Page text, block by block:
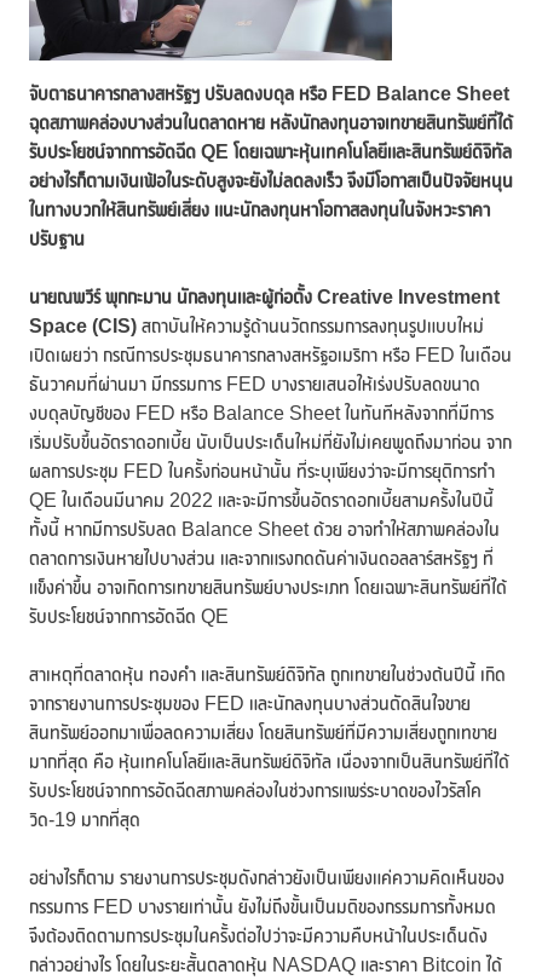
จับตาธนาคารกลางสหรัฐฯ ปรับลดงบดุล หรือ FED Balance Sheet
ฉุดสภาพคล่องบางส่วนในตลาดหาย หลังนักลงทุนอาจเทขายสินทรัพย์ที่ได้
รับประโยชน์จากการอัดฉีด QE โดยเฉพาะหุ้นเทคโนโลยีและสินทรัพย์ดิจิทัล
อย่างไรก็ตามเงินเฟ้อในระดับสูงจะยังไม่ลดลงเร็ว จึงมีโอกาสเป็นปัจจัยหนุน
ในทางบวกให้สินทรัพย์เสี่ยง แนะนักลงทุนหาโอกาสลงทุนในจังหวะราคา
ปรับฐาน
นายณพวีร์ พุกกะมาน นักลงทุนและผู้ก่อตั้ง Creative Investment
Space (CIS) สถาบันให้ความรู้ด้านนวัตกรรมการลงทุนรูปแบบใหม่
เปิดเผยว่า กรณีการประชุมธนาคารกลางสหรัฐอเมริกา หรือ FED ในเดือน
ธันวาคมที่ผ่านมา มีกรรมการ FED บางรายเสนอให้เร่งปรับลดขนาด
งบดุลบัญชีของ FED หรือ Balance Sheet ในทันทีหลังจากที่มีการ
เริ่มปรับขึ้นอัตราดอกเบี้ย นับเป็นประเด็นใหม่ที่ยังไม่เคยพูดถึงมาก่อน จาก
ผลการประชุม FED ในครั้งก่อนหน้านั้น ที่ระบุเพียงว่าจะมีการยุติการทำ
QE ในเดือนมีนาคม 2022 และจะมีการขึ้นอัตราดอกเบี้ยสามครั้งในปีนี้
ทั้งนี้ หากมีการปรับลด Balance Sheet ด้วย อาจทำให้สภาพคล่องใน
ตลาดการเงินหายไปบางส่วน และจากแรงกดดันค่าเงินดอลลาร์สหรัฐฯ ที่
แข็งค่าขึ้น อาจเกิดการเทขายสินทรัพย์บางประเภท โดยเฉพาะสินทรัพย์ที่ได้
รับประโยชน์จากการอัดฉีด QE
สาเหตุที่ตลาดหุ้น ทองคำ และสินทรัพย์ดิจิทัล ถูกเทขายในช่วงต้นปีนี้ เกิด
จากรายงานการประชุมของ FED และนักลงทุนบางส่วนตัดสินใจขาย
สินทรัพย์ออกมาเพื่อลดความเสี่ยง โดยสินทรัพย์ที่มีความเสี่ยงถูกเทขาย
มากที่สุด คือ หุ้นเทคโนโลยีและสินทรัพย์ดิจิทัล เนื่องจากเป็นสินทรัพย์ที่ได้
รับประโยชน์จากการอัดฉีดสภาพคล่องในช่วงการแพร่ระบาดของไวรัสโค
วิด-19 มากที่สุด
อย่างไรก็ตาม รายงานการประชุมดังกล่าวยังเป็นเพียงแค่ความคิดเห็นของ
กรรมการ FED บางรายเท่านั้น ยังไม่ถึงขั้นเป็นมติของกรรมการทั้งหมด
จึงต้องติดตามการประชุมในครั้งต่อไปว่าจะมีความคืบหน้าในประเด็นดัง
กล่าวอย่างไร โดยในระยะสั้นตลาดหุ้น NASDAQ และราคา Bitcoin ได้